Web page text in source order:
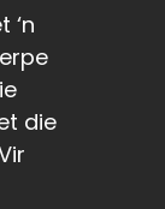
‘n
die